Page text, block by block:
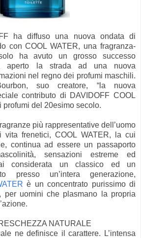
ha diffuso una nuova ondata di
con COOL WATER, una fragranza-
ha avuto un grosso successo
aperto la strada ad una nuova
nel regno dei profumi maschili.
suo creatore, “la nuova
contributo di DAVIDOFF COOL
profumi del 20esimo secolo.
più rappresentative dell’uomo
vita frenetici, COOL WATER, la cui
continua ad essere un passaporto
sensazioni estreme ed
considerata un classico ed un
presso un’intera generazione,
è un concentrato purissimo di
per uomini che plasmano la propria
NATURALE
ne definisce il carattere. L’intensa